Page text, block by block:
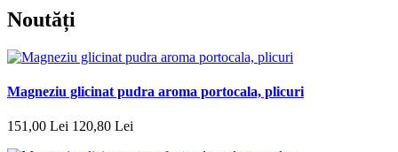
Noutăți
Magneziu glicinat pudra aroma portocala, plicuri
151 ,00 Lei 120,80 Lei